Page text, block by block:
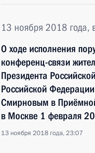
13 ноября 2018 года,
О ходе исполнения
конференц-связи
Президента
Российской
Смирновым в
в Москве 1 февраля
13 ноября 2018 года, 23:07